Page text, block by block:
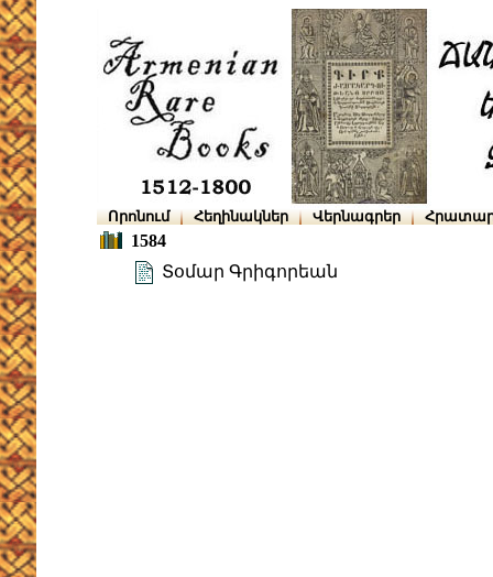
Որոնում Հեղինակներ Վերնագրեր
1584
Տօմար Գրիգորեան